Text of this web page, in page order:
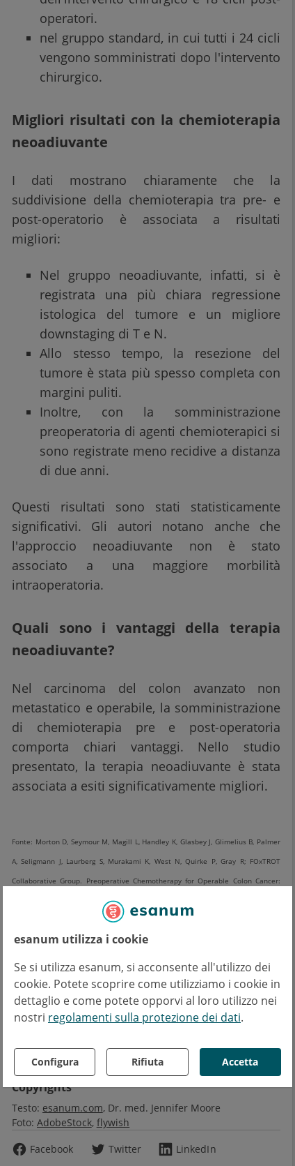
esanum utilizza i cookie
Se si utilizza esanum, si acconsente all'utilizzo dei
cookie. Potete scoprire come utilizziamo i cookie in
dettaglio e come potete opporvi al loro utilizzo nei
nostri regolamenti sulla protezione dei dati.
Configura Rifiuta Accetta
operatori.
nel gruppo standard, in cui tutti i 24 cicli
vengono somministrati dopo l'intervento
chirurgico.
Migliori risultati con la chemioterapia
neoadiuvante
I dati mostrano chiaramente che la
suddivisione della chemioterapia tra pre- e
post-operatorio è associata a risultati
migliori:
Nel gruppo neoadiuvante, infatti, si è
registrata una più chiara regressione
istologica del tumore e un migliore
downstaging di T e N.
Allo stesso tempo, la resezione del
tumore è stata più spesso completa con
margini puliti.
Inoltre, con la somministrazione
preoperatoria di agenti chemioterapici si
sono registrate meno recidive a distanza
di due anni.
Questi risultati sono stati statisticamente
significativi. Gli autori notano anche che
l'approccio neoadiuvante non è stato
associato a una maggiore morbilità
intraoperatoria.
Quali sono i vantaggi della terapia
neoadiuvante?
Nel carcinoma del colon avanzato non
metastatico e operabile, la somministrazione
di chemioterapia pre e post-operatoria
comporta chiari vantaggi. Nello studio
presentato, la terapia neoadiuvante è stata
associata a esiti significativamente migliori.
Fonte: Morton D, Seymour M, Magill L, Handley K, Glasbey J, Glimelius B, Palmer
A, Seligmann J, Laurberg S, Murakami K, West N, Quirke P, Gray R; FOxTROT
Collaborative Group. Preoperative Chemotherapy for Operable Colon Cancer:
Mature Results of an International Randomized Controlled Trial. J Clin Oncol.
2023 Mar 10;41(8):1541-1552. doi: 10.1200/JCO.22.00046. Epub 2023 Jan 19.
PMID: 36657089; PMCID: PMC10022855.
Leggi di più su
Malattie dell'apparato digerente Oncologia medica
Amedeo Cutuli
Copyrights
Testo: esanum.com Dr. med. Jennifer Moore
Foto: AdobeStock flywish
Facebook
Twitter LinkedIn